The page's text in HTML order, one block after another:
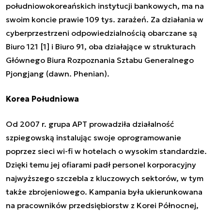
południowokoreańskich instytucji bankowych, ma na
swoim koncie prawie 109 tys. zarażeń. Za działania w
cyberprzestrzeni odpowiedzialnością obarczane są
Biuro 121 [1] i Biuro 91, oba działające w strukturach
Głównego Biura Rozpoznania Sztabu Generalnego
Pjongjang (dawn. Phenian).
Korea Południowa
Od 2007 r. grupa APT prowadziła działalność
szpiegowską instalując swoje oprogramowanie
poprzez sieci wi-fi w hotelach o wysokim standardzie.
Dzięki temu jej ofiarami padł personel korporacyjny
najwyższego szczebla z kluczowych sektorów, w tym
także zbrojeniowego. Kampania była ukierunkowana
na pracowników przedsiębiorstw z Korei Północnej,